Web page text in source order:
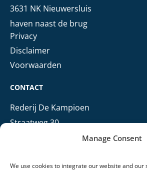
Manage Consent
We use cookies to integrate our website and our
3631 NK Nieuwersluis
haven naast de brug
Privacy
Disclaimer
Voorwaarden
CONTACT
Rederij De Kampioen
Straatweg 30
+31 (0)346 724 009